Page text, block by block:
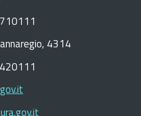
4314